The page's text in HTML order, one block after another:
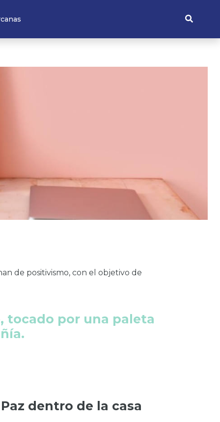
de positivismo, con el objetivo de
tocado por una paleta
dentro de la casa